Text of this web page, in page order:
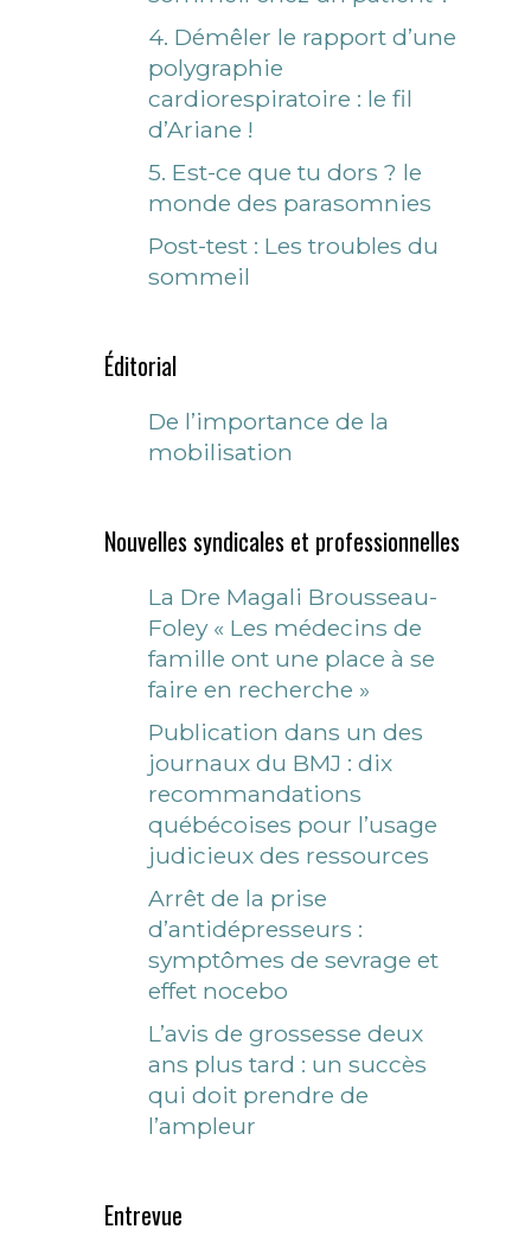
4. Démêler le rapport d’une
polygraphie
cardiorespiratoire : le fil
d’Ariane !
5. Est-ce que tu dors ? le
monde des parasomnies
Post-test : Les troubles du
sommeil
Éditorial
De l’importance de la
mobilisation
Nouvelles syndicales et professionnelles
La Dre Magali Brousseau-
Foley « Les médecins de
famille ont une place à se
faire en recherche »
Publication dans un des
journaux du BMJ : dix
recommandations
québécoises pour l’usage
judicieux des ressources
Arrêt de la prise
d’antidépresseurs :
symptômes de sevrage et
effet nocebo
L’avis de grossesse deux
ans plus tard : un succès
qui doit prendre de
l’ampleur
Entrevue